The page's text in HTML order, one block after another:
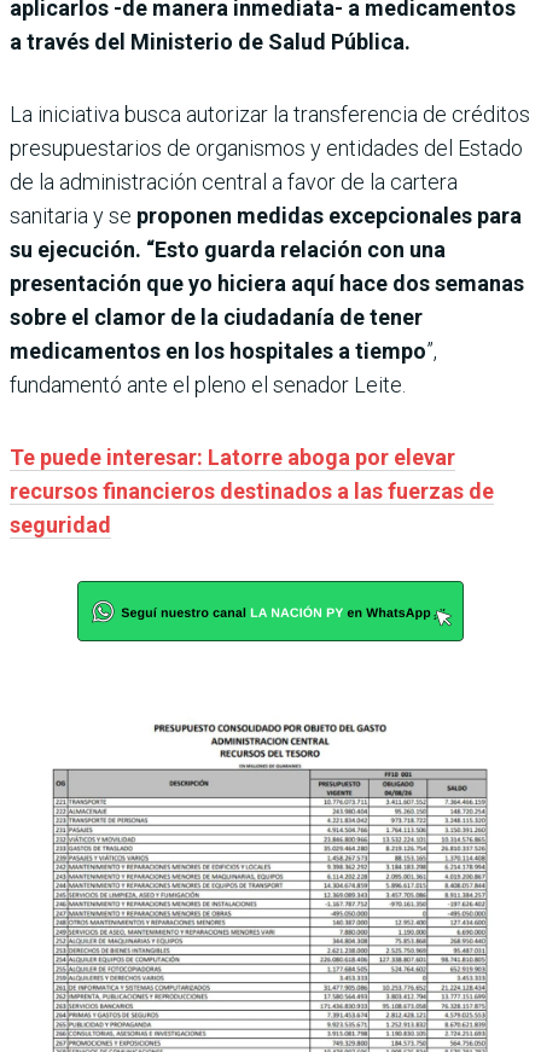
aplicarlos -de manera inmediata- a medicamentos
a través del Ministerio de Salud Pública.
La iniciativa busca autorizar la transferencia de créditos
presupuestarios de organismos y entidades del Estado
de la administración central a favor de la cartera
sanitaria y se proponen medidas excepcionales para
su ejecución. “Esto guarda relación con una
presentación que yo hiciera aquí hace dos semanas
sobre el clamor de la ciudadanía de tener
medicamentos en los hospitales a tiempo”,
fundamentó ante el pleno el senador Leite.
Te puede interesar: Latorre aboga por elevar
recursos financieros destinados a las fuerzas de
seguridad